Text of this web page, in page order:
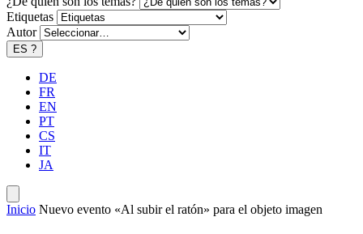
Etiquetas
Autor
ES ?
DE
FR
EN
PT
CS
IT
JA
Inicio Nuevo evento «Al subir el ratón» para el objeto imagen